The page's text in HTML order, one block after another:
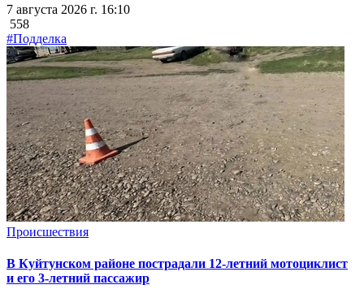
7 августа 2026 г. 16:10
558
#Подделка
Происшествия
В Куйтунском районе пострадали 12-летний мотоциклист
и его 3-летний пассажир